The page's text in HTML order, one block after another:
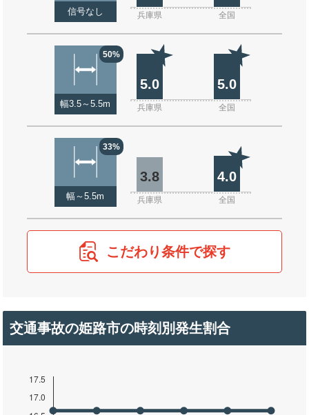
信号なし 兵庫県 全国
50%
幅3.5～5.5m
5.0 5.0
兵庫県 全国
33%
幅～5.5m
3.8 4.0
兵庫県 全国
こだわり条件で探す
交通事故の姫路市の時刻別発生割合